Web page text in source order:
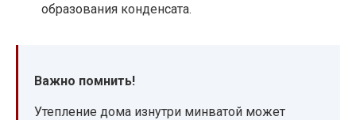
образования конденсата.
Важно помнить!
Утепление дома изнутри минватой может